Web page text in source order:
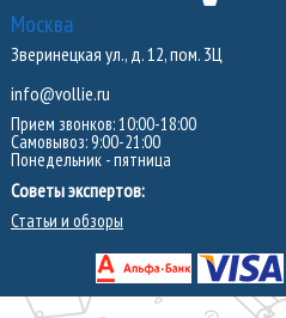
Москва
Зверинецкая ул., д. 12, пом. 3Ц
info@vollie.ru
Прием звонков: 10:00-18:00
Самовывоз: 9:00-21:00
Понедельник - пятница
Советы экспертов:
Статьи и обзоры